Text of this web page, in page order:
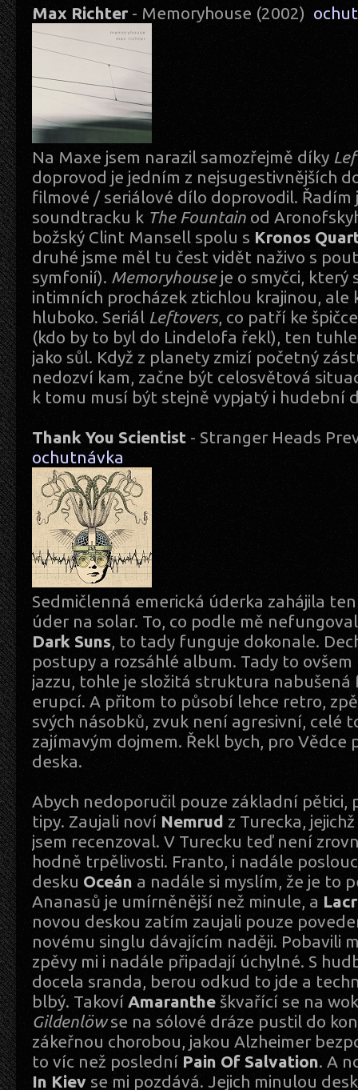
Max Richter - Memoryhouse (2002)
Na Maxe jsem narazil samozřejmě díky
doprovod je jedním z nejsugestivnějších
filmové / seriálové dílo doprovodil. Řadím
soundtracku k The Fountain od
božský Clint Mansell spolu s Kronos
druhé jsme měl tu čest vidět naživo s
symfonií). Memoryhouseje o smyčci, který
intimních procházek ztichlou krajinou, ale
hluboko. Seriál Leftovers, co patří ke
(kdo by to byl do Lindelofa řekl), ten
jako sůl. Když z planety zmizí početný
nedozví kam, začne být celosvětová
k tomu musí být stejně vypjatý i hudební
Thank You Scientist - Stranger Heads
ochutnávka
Sedmičlenná emerická úderka zahájila
úder na solar. To, co podle mě
Dark Suns, to tady funguje dokonale.
postupy a rozsáhlé album. Tady to
jazzu, tohle je složitá struktura nabušená
erupcí. A přitom to působí lehce retro,
svých násobků, zvuk není agresivní, celé
zajímavým dojmem. Řekl bych, pro
deska.
Abych nedoporučil pouze základní pětici,
tipy. Zaujali noví Nemrud z Turecka,
jsem recenzoval. V Turecku teď není
hodně trpělivosti. Franto, i nadále
desku Oceán a nadále si myslím, že je to
Ananasů je umírněnější než minule, a
novou deskou zatím zaujali pouze
novému singlu dávajícím naději. Pobavili
zpěvy mi i nadále připadají úchylné. S
docela sranda, berou odkud to jde a
blbý. Takoví Amaranthe škvařící se na
Gildenlöwse na sólové dráze pustil do
zákeřnou chorobou, jakou Alzheimer
to víc než poslední Pain Of Salvation. A
In Kiev se mi pozdává. Jejich minulou